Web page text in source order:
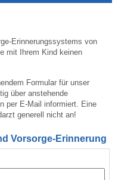
Erinnerungssystems von
mit Ihrem Kind keinen
Formular für unser
über anstehende
per E-Mail informiert. Eine
generell nicht an!
Vorsorge-Erinnerung